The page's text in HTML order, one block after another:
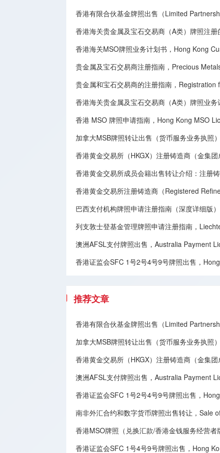
香港有限合伙基金牌照出售（Limited
香港海关贵金属及宝石交易商（A类）牌照注册
香港海关MSO牌照业务计划书，Hong Kong
贵金属及宝石交易商注册指南，Precious
贵金属和宝石交易商的注册指南，
香港海关贵金属及宝石交易商（A类）牌照业
香港 MSO 牌照申请指南，Hong Kong MSO
加拿大MSB牌照转让​出售（货币服务业务执照），
香港黄金交易所（HKGX）注册铸造商（金集
香港黄金交易所成员会籍出售转让介绍：注册铸造
香港黄金交易所注册铸造商（Registered
巴西支付机构牌照申请注册指南（深度详细版）
列支敦士登基金管理牌照申请注册指南，
澳洲AFSL支付牌照出售，Australia Payment
香港证监会SFC 1号2号4号9号牌照出售，
推荐文章
香港有限合伙基金牌照出售（Limited
加拿大MSB牌照转让​出售（货币服务业务执照），
香港黄金交易所（HKGX）注册铸造商（金集
澳洲AFSL支付牌照出售，Australia Payment
香港证监会SFC 1号2号4号9号牌照出售，
南非外汇合约和数字货币牌照出售转让，Sale
香港MSO牌照（兑换汇款/香港金钱服务经营者牌
香港证监会SFC 1号4号9号牌照出售，Hong